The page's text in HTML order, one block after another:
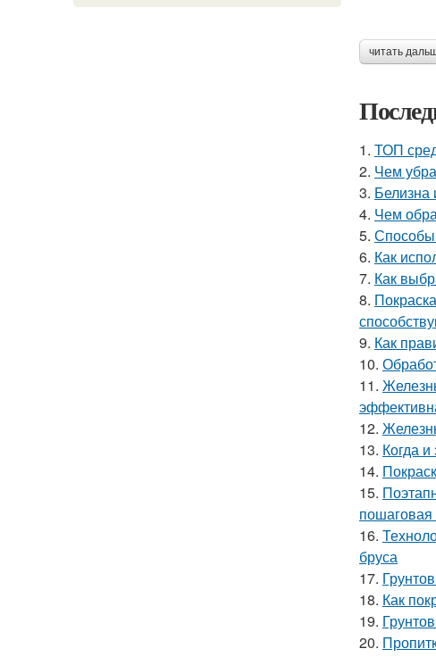
читать
1. ТОП
2. Чем
3. Белизна
4. Чем
5. Способы
6. Как
7. Как
8.
9. Как
10.
11.
12.
13. Когда
14.
15.
пошаговая
16.
бруса
17.
18. Как
19.
20.